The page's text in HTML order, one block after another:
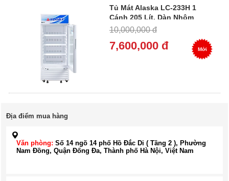
Tủ Mát Alaska LC-233H 1
Cánh 205 Lít, Dàn Nhôm
10,000,000 đ
7,600,000 đ Mới
Địa điểm mua hàng
Văn phòng: Số 14 ngõ 14 phố Hồ Đắc Di ( Tầng 2 ), Phường
Nam Đồng, Quận Đống Đa, Thành phố Hà Nội, Việt Nam